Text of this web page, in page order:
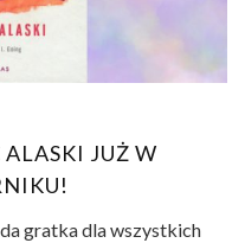
JUŻ W
gratka dla wszystkich